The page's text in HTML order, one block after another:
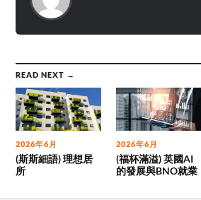
READ NEXT →
2026年6月
(斯斯細語) 理想居
所
2026年6月
(福杯滿溢) 英國AI
的發展與BNO就業